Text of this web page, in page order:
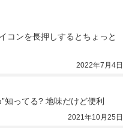
コンを長押しするとちょっと
2022年7月4日
知ってる? 地味だけど便利
2021年10月25日